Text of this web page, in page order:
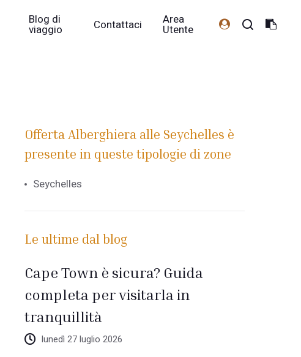
Blog di
viaggio Contattaci Area
Utente
Offerta Alberghiera alle Seychelles è
presente in queste tipologie di zone
Seychelles
Le ultime dal blog
Cape Town è sicura? Guida
completa per visitarla in
tranquillità
lunedì 27 luglio 2026